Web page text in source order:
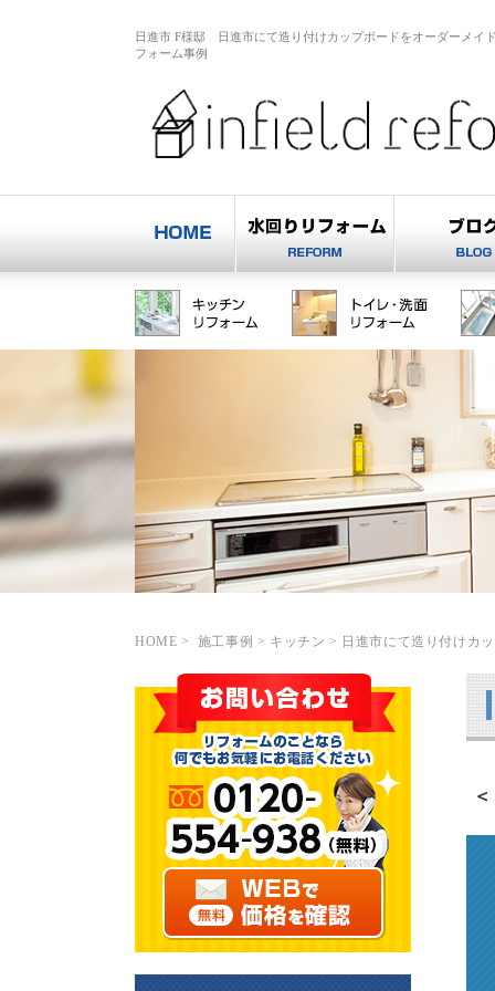
日進市 F様邸 日進市にて造り付けカップボードをオーダーメイ
フォーム事例
HOME > 施工事例 > キッチン > 日進市にて造り付けカ